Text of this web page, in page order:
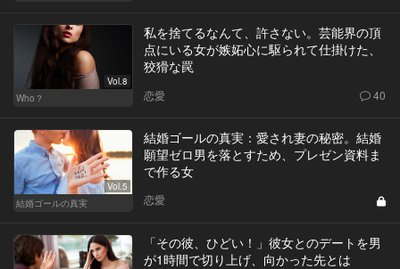
Vol.8
Who？
私を捨てるなんて、許さない。芸能界の頂
点にいる女が嫉妬心に駆られて仕掛けた、
狡猾な罠
恋愛 40
Vol.5
結婚ゴールの真実
結婚ゴールの真実：愛され妻の秘密。結婚
願望ゼロ男を落とすため、プレゼン資料ま
で作る女
恋愛
「その彼、ひどい！」彼女とのデートを男
が1時間で切り上げ、向かった先とは